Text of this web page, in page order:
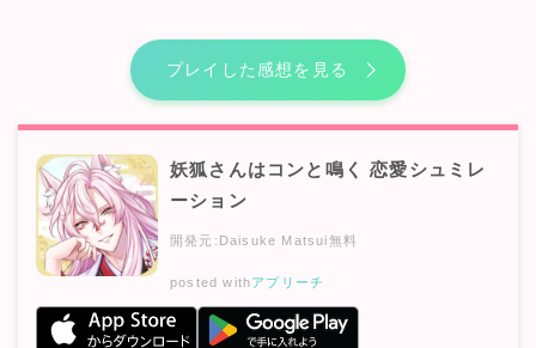
プレイした感想を見る
妖狐さんはコンと鳴く 恋愛シュミレ
ーション
開発元: Daisuke Matsui無料
posted withアプリーチ